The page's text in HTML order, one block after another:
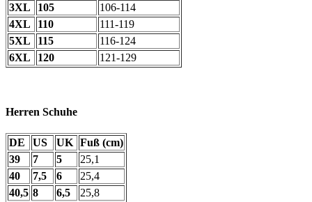
3XL
105
106-114
4XL
110
111-119
5XL
115
116-124
6XL
120 121-129
Herren Schuhe
DE US UK Fuß (cm)
39
7 5
25,1
40
7,5 6
25,4
40,5 8 6,5
25,8